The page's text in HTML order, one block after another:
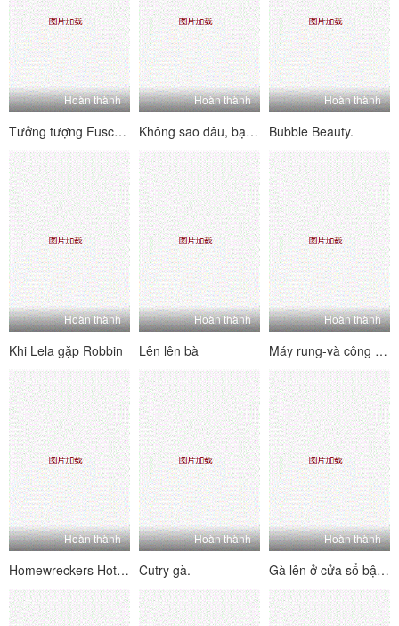
Hoàn thành
Tưởng tượng Fuschia của Kimberlee
Hoàn thành
Không sao đâu, bạn chỉ là một người trồng
Hoàn thành
Bubble Beauty.
Hoàn thành
Khi Lela gặp Robbin
Hoàn thành
Lên lên bà
Hoàn thành
Máy rung-và công tắc
Hoàn thành
Homewreckers Hot & Horny
Hoàn thành
Cutry gà.
Hoàn thành
Gà lên ở cửa sổ bật lên